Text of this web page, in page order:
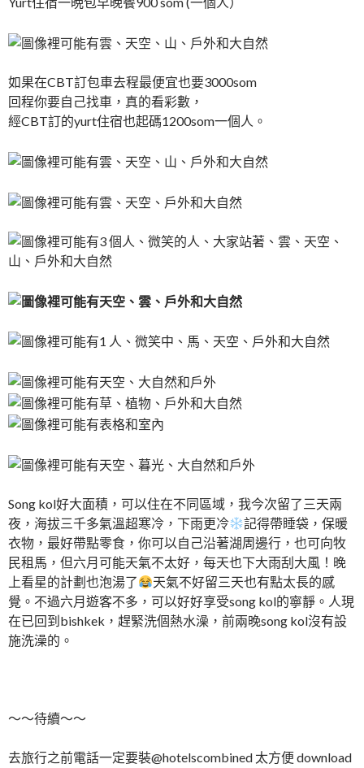
如果在CBT訂包車去程最便宜也要3000som
回程你要自己找車，真的看彩數，
經CBT訂的yurt住宿也起碼1200som一個人。
Song kol好大面積，可以住在不同區域，我今次留了三天兩
夜，海拔三千多氣溫超寒冷，下雨更冷
記得帶睡袋，保暖
衣物，最好帶點零食，你可以自己沿著湖周邊行，也可向牧
民租馬，但六月可能天氣不太好，每天也下大雨刮大風！晚
上看星的計劃也泡湯了
天氣不好留三天也有點太長的感
覺。不過六月遊客不多，可以好好享受song kol的寧靜。人現
在已回到bishkek，趕緊洗個熱水澡，前兩晚song kol沒有設
施洗澡的。
～～待續～～
去旅行之前電話一定要裝@hotelscombined 太方便 download